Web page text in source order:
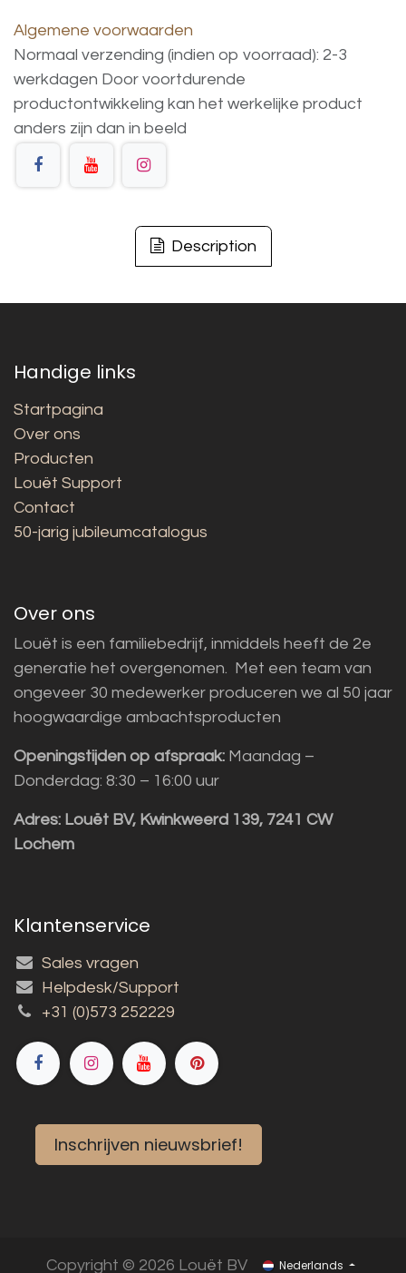
Algemene voorwaarden
Normaal verzending (indien op voorraad): 2-3
werkdagen Door voortdurende
productontwikkeling kan het werkelijke product
anders zijn dan in beeld
Description
Handige links
Startpagina
Over ons
Producten
Louët Support
Contact
50-jarig jubileumcatalogus
Over ons
Louët is een familiebedrijf, inmiddels heeft de 2e
generatie het overgenomen. Met een team van
ongeveer 30 medewerker produceren we al 50 jaar
hoogwaardige ambachtsproducten
Openingstijden op afspraak: Maandag –
Donderdag: 8:30 – 16:00 uur
Adres: Louët BV, Kwinkweerd 139, 7241 CW
Lochem
Klantenservice
Sales vragen
Helpdesk/Support
+31 (0)573 252229
Inschrijven nieuwsbrief!
Copyright © 2026 Louët BV Nederlands